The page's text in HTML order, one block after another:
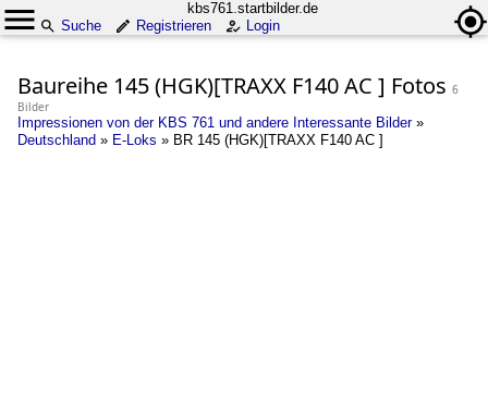
kbs761.startbilder.de
Suche
Registrieren Login
Baureihe 145 (HGK)[TRAXX F140 AC ] Fotos 6
Bilder
Impressionen von der KBS 761 und andere Interessante Bilder»
Deutschland » E-Loks » BR 145 (HGK)[TRAXX F140 AC ]